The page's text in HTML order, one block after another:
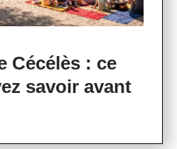
Cécélès : ce
savoir avant